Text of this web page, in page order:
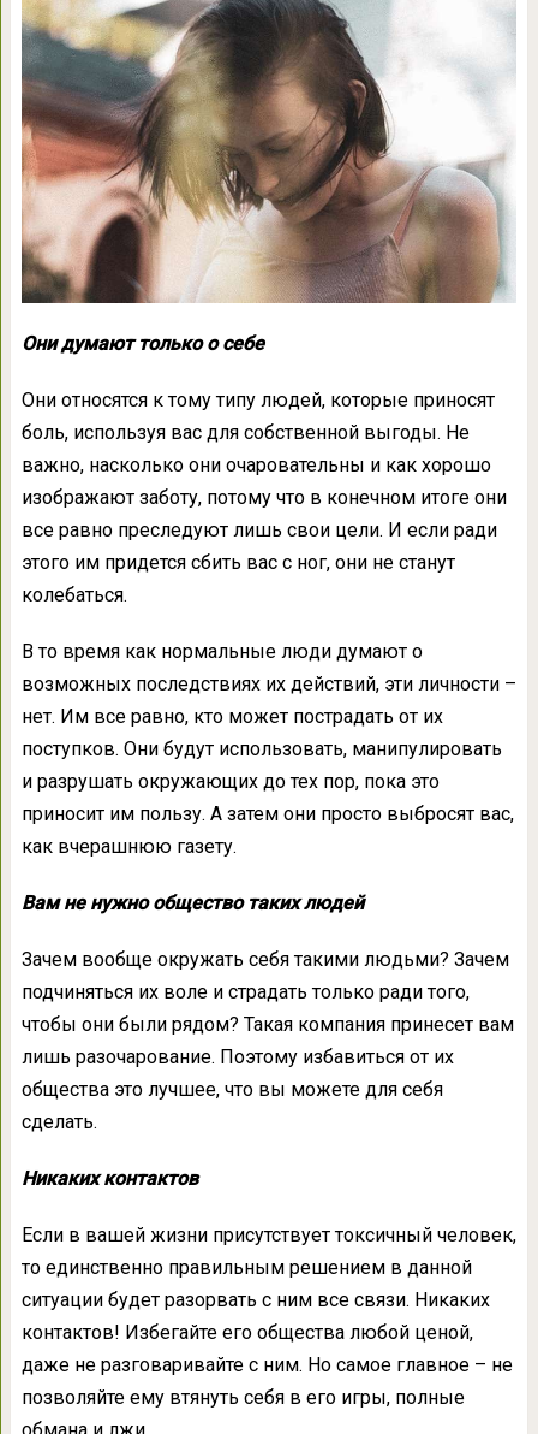
Они думают только о себе
Они относятся к тому типу людей, которые приносят
боль, используя вас для собственной выгоды. Не
важно, насколько они очаровательны и как хорошо
изображают заботу, потому что в конечном итоге они
все равно преследуют лишь свои цели. И если ради
этого им придется сбить вас с ног, они не станут
колебаться.
В то время как нормальные люди думают о
возможных последствиях их действий, эти личности –
нет. Им все равно, кто может пострадать от их
поступков. Они будут использовать, манипулировать
и разрушать окружающих до тех пор, пока это
приносит им пользу. А затем они просто выбросят вас,
как вчерашнюю газету.
Вам не нужно общество таких людей
Зачем вообще окружать себя такими людьми? Зачем
подчиняться их воле и страдать только ради того,
чтобы они были рядом? Такая компания принесет вам
лишь разочарование. Поэтому избавиться от их
общества это лучшее, что вы можете для себя
сделать.
Никаких контактов
Если в вашей жизни присутствует токсичный человек,
то единственно правильным решением в данной
ситуации будет разорвать с ним все связи. Никаких
контактов! Избегайте его общества любой ценой,
даже не разговаривайте с ним. Но самое главное – не
позволяйте ему втянуть себя в его игры, полные